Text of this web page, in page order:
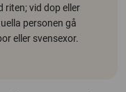
riten; vid dop eller
personen gå
eller svensexor.